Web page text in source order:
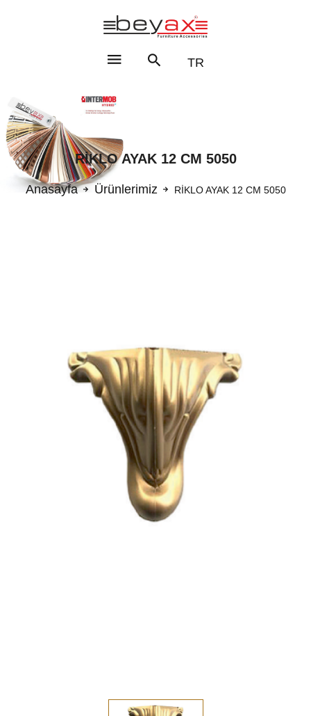
TR
RİKLO AYAK 12 CM 5050
Anasayfa Ürünlerimiz RİKLO AYAK 12 CM 5050